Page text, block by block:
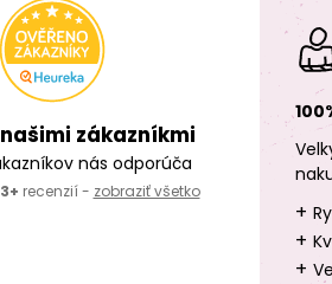
zákazníkmi
nás odporúča
recenzií - zobraziť všetko
+
+
+